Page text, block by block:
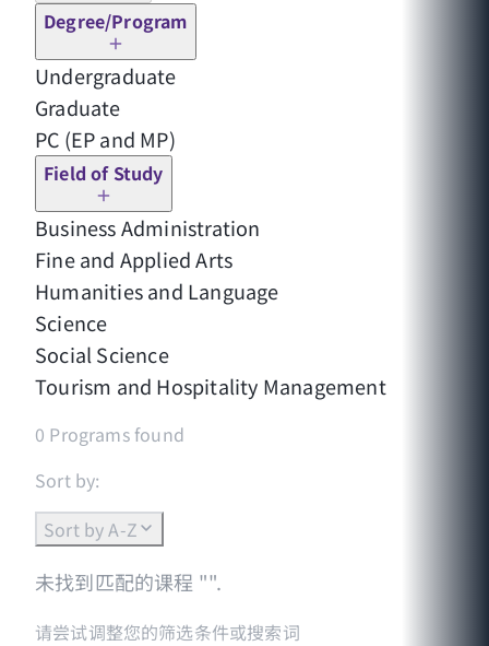
Degree/Program
Undergraduate
Graduate
PC (EP and MP)
Field of Study
Business Administration
Fine and Applied Arts
Humanities and Language
Science
Social Science
Tourism and Hospitality Management
0 Programs found
Sort by:
Sort by A-Z
未找到匹配的课程 "".
请尝试调整您的筛选条件或搜索词